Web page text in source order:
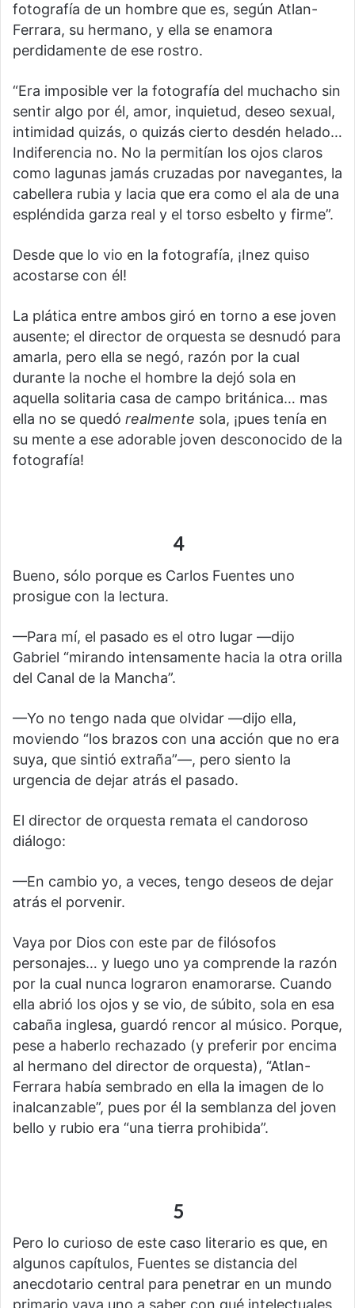
fotografía de un hombre que es, según Atlan-
Ferrara, su hermano, y ella se enamora
perdidamente de ese rostro.
“Era imposible ver la fotografía del muchacho sin
sentir algo por él, amor, inquietud, deseo sexual,
intimidad quizás, o quizás cierto desdén helado…
Indiferencia no. No la permitían los ojos claros
como lagunas jamás cruzadas por navegantes, la
cabellera rubia y lacia que era como el ala de una
espléndida garza real y el torso esbelto y firme”.
Desde que lo vio en la fotografía, ¡Inez quiso
acostarse con él!
La plática entre ambos giró en torno a ese joven
ausente; el director de orquesta se desnudó para
amarla, pero ella se negó, razón por la cual
durante la noche el hombre la dejó sola en
aquella solitaria casa de campo británica… mas
ella no se quedó realmente sola, ¡pues tenía en
su mente a ese adorable joven desconocido de la
fotografía!
4
Bueno, sólo porque es Carlos Fuentes uno
prosigue con la lectura.
—Para mí, el pasado es el otro lugar —dijo
Gabriel “mirando intensamente hacia la otra orilla
del Canal de la Mancha”.
—Yo no tengo nada que olvidar —dijo ella,
moviendo “los brazos con una acción que no era
suya, que sintió extraña”—, pero siento la
urgencia de dejar atrás el pasado.
El director de orquesta remata el candoroso
diálogo:
—En cambio yo, a veces, tengo deseos de dejar
atrás el porvenir.
Vaya por Dios con este par de filósofos
personajes… y luego uno ya comprende la razón
por la cual nunca lograron enamorarse. Cuando
ella abrió los ojos y se vio, de súbito, sola en esa
cabaña inglesa, guardó rencor al músico. Porque,
pese a haberlo rechazado (y preferir por encima
al hermano del director de orquesta), “Atlan-
Ferrara había sembrado en ella la imagen de lo
inalcanzable”, pues por él la semblanza del joven
bello y rubio era “una tierra prohibida”.
5
Pero lo curioso de este caso literario es que, en
algunos capítulos, Fuentes se distancia del
anecdotario central para penetrar en un mundo